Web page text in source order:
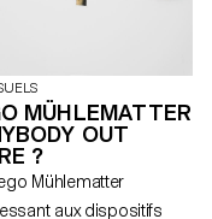
MÜHLEMATTER
OUT
?
Diego Mühlematter
aux dispositifs